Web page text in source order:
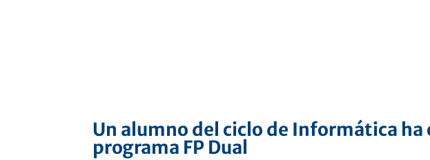
Un alumno del ciclo de Informática ha
programa FP Dual